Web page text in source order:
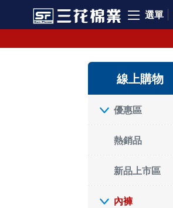
選單
線上購物
優惠區
熱銷品
新品上市區
內褲